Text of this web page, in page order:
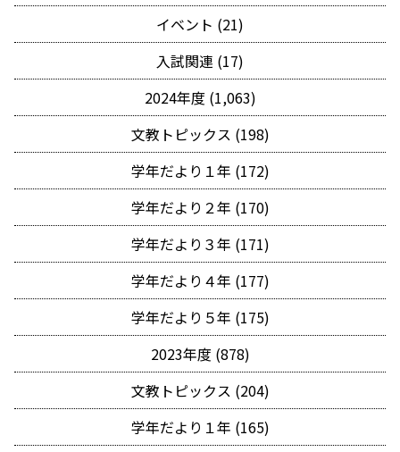
イベント (21)
入試関連 (17)
2024年度 (1,063)
文教トピックス (198)
学年だより１年 (172)
学年だより２年 (170)
学年だより３年 (171)
学年だより４年 (177)
学年だより５年 (175)
2023年度 (878)
文教トピックス (204)
学年だより１年 (165)